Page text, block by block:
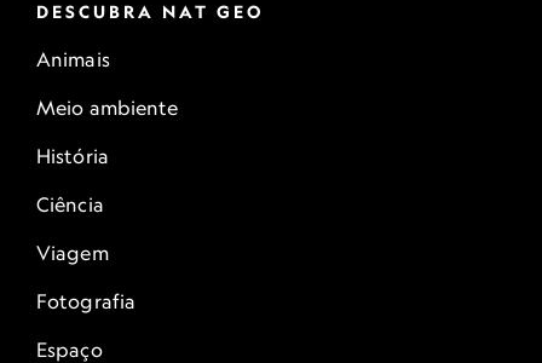
DESCUBRA NAT GEO
Animais
Meio ambiente
História
Ciência
Viagem
Fotografia
Espaço